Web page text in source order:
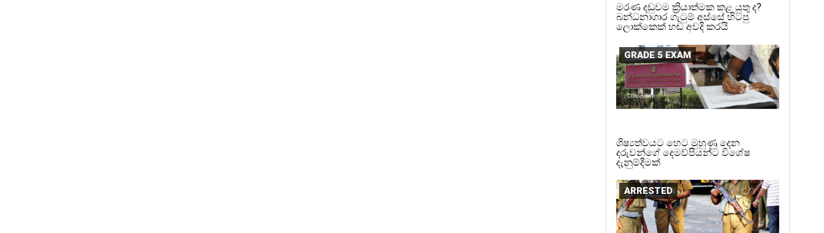
මරණ දඩුවම ක්‍රියාත්මක කළ යුතු ද?
බන්ධනාගාර ගැටුම් අස්සේ හිටපු
ලොක්කෙක් හඬ අවදි කරයි
GRADE 5 EXAM
ශිෂ්‍යත්වයට හෙට මුහුණු දෙන
දරුවන්ගේ දෙමව්පියන්ට විශේෂ
දැනුම්දීමක්
ARRESTED